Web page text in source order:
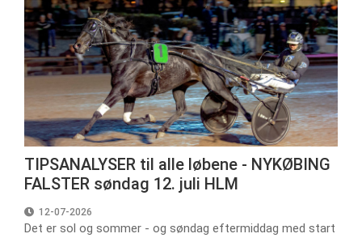
TIPSANALYSER til alle løbene - NYKØBING
FALSTER søndag 12. juli HLM
12-07-2026
Det er sol og sommer - og søndag eftermiddag med start